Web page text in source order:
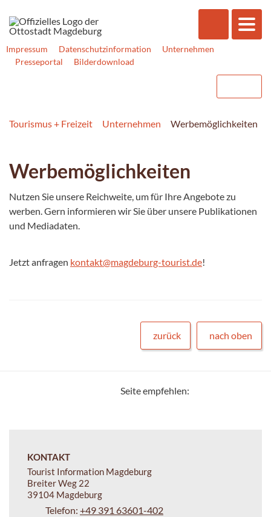
Impressum Datenschutzinformation
Unternehmen
Presseportal
Bilderdownload
Tourismus + Freizeit Unternehmen Werbemöglichkeiten
Werbemöglichkeiten
Nutzen Sie unsere Reichweite, um für Ihre Angebote zu
werben. Gern informieren wir Sie über unsere Publikationen
und Mediadaten.
Jetzt anfragen kontakt@magdeburg-tourist.de!
zurück nach oben
Seite empfehlen:
KONTAKT
Tourist Information Magdeburg
Breiter Weg 22
39104 Magdeburg
Telefon: +49 391 63601-402